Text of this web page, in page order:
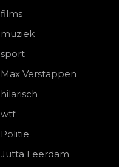
films
muziek
sport
Max Verstappen
hilarisch
wtf
Politie
Jutta Leerdam